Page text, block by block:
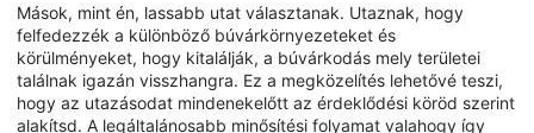
Mások, mint én, lassabb utat választanak. Utaznak, hogy
felfedezzék a különböző búvárkörnyezeteket és
körülményeket, hogy kitalálják, a búvárkodás mely területei
találnak igazán visszhangra. Ez a megközelítés lehetővé teszi,
hogy az utazásodat mindenekelőtt az érdeklődési köröd szerint
alakítsd. A legáltalánosabb minősítési folyamat valahogy így